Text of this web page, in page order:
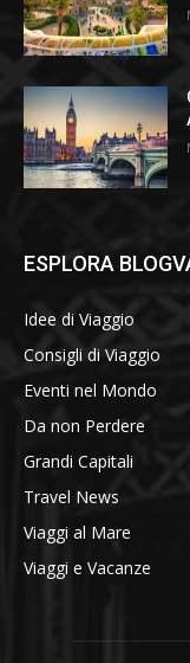
ESPLORA
Idee di Viaggio
Consigli di Viaggio
Eventi nel Mondo
Da non Perdere
Grandi Capitali
Travel News
Viaggi al Mare
Viaggi e Vacanze